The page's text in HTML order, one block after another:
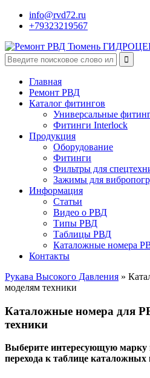
info@rvd72.ru
+79323219567
Главная
Ремонт РВД
Каталог фитингов
Универсальные
Фитинги Interlock
Продукция
Оборудование
Фитинги
Фильтры для
Зажимы для
Информация
Статьи
Видео о РВД
Типы РВД
Таблицы РВД
Каталожные номера
Контакты
Рукава Высокого Давления »
моделям техники
Каталожные номера для
техники
Выберите интересующую марку
перехода к таблице каталожных